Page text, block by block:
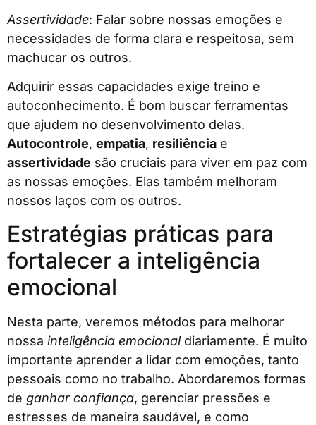
Assertividade: Falar sobre nossas emoções e
necessidades de forma clara e respeitosa, sem
machucar os outros.
Adquirir essas capacidades exige treino e
autoconhecimento. É bom buscar ferramentas
que ajudem no desenvolvimento delas.
Autocontrole, empatia, resiliência e
assertividade são cruciais para viver em paz com
as nossas emoções. Elas também melhoram
nossos laços com os outros.
Estratégias práticas para
fortalecer a inteligência
emocional
Nesta parte, veremos métodos para melhorar
nossa inteligência emocionaldiariamente. É muito
importante aprender a lidar com emoções, tanto
pessoais como no trabalho. Abordaremos formas
de ganhar confiança, gerenciar pressões e
estresses de maneira saudável, e como